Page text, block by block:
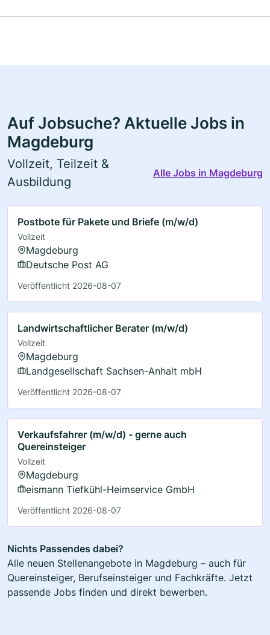
Auf Jobsuche? Aktuelle Jobs in
Magdeburg
Vollzeit, Teilzeit &
Ausbildung
Alle Jobs in Magdeburg
Postbote für Pakete und Briefe (m/w/d)
Vollzeit
Magdeburg
Deutsche Post AG
Veröffentlicht 2026-08-07
Landwirtschaftlicher Berater (m/w/d)
Vollzeit
Magdeburg
Landgesellschaft Sachsen-Anhalt mbH
Veröffentlicht 2026-08-07
Verkaufsfahrer (m/w/d) - gerne auch
Quereinsteiger
Vollzeit
Magdeburg
eismann Tiefkühl-Heimservice GmbH
Veröffentlicht 2026-08-07
Nichts Passendes dabei?
Alle neuen Stellenangebote in Magdeburg – auch für
Quereinsteiger, Berufseinsteiger und Fachkräfte. Jetzt
passende Jobs finden und direkt bewerben.